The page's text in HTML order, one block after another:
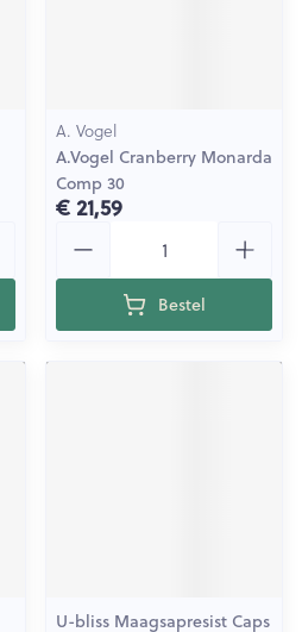
A. Vogel
A.Vogel Cranberry Monarda
Comp 30
€ 21,59
Bestel
U-bliss Maagsapresist Caps